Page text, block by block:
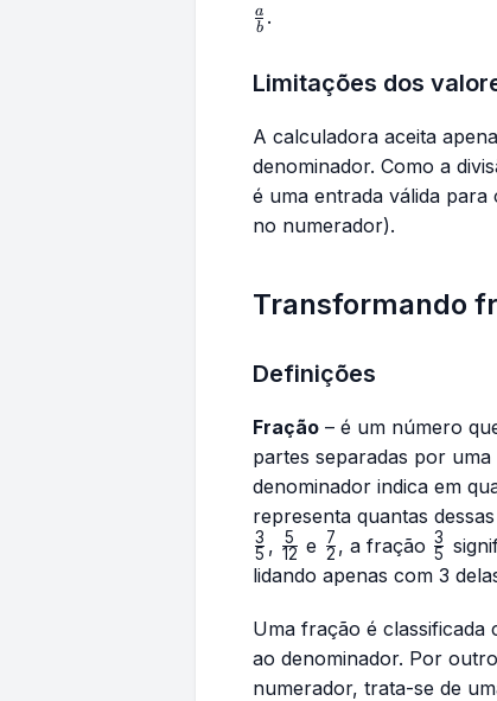
b
a .
Limitações dos
A calculadora aceita
denominador. Como a
é uma entrada válida
no numerador).
Transformando
Definições
Fração – é um número
partes separadas por
denominador indica em
representa quantas
\frac{3}
{5}
5
3 , \frac{5}
{12}
12
5 e \frac{7}
{2}
2
7 , a fração
{5}
5
3
lidando apenas com 3
Uma fração é classificada
ao denominador. Por
numerador, trata-se de